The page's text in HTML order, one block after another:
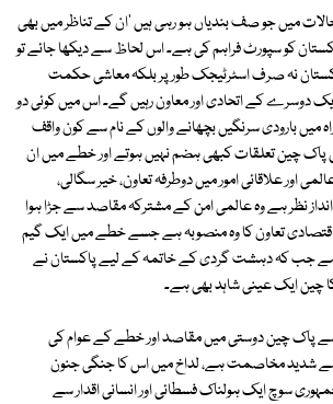
میں جو صف بندیاں ہو رہی ہیں 'ان کے تناظر میں بھی
کو سپورٹ فراہم کی ہے۔ اس لحاظ سے دیکھا جائے تو
نہ صرف اسٹرٹیجک طور پر بلکہ معاشی حکمت
دوسرے کے اتحادی اور معاون رہیں گے۔ اس میں کوئی دو
میں بارودی سرنگیں بچھانے والوں کے نام سے کون واقف
پاک چین تعلقات کبھی ہضم نہیں ہوتے اور خطے میں ان
اور علاقائی امور میں دوطرفہ تعاون، خیر سگالی،
نظر ہے وہ عالمی امن کے مشترکہ مقاصد سے جڑا ہوا
تعاون کا وہ منصوبہ ہے جسے خطے میں ایک گیم
جب کہ دہشت گردی کے خاتمہ کے لیے پاکستان نے
چین ایک عینی شاہد بھی ہے۔
پاک چین دوستی میں مقاصد اور خطے کے عوام کی
سے شدید مخاصمت ہے، لداخ میں اس کا جنگی جنون
سوچ ایک ہولناک فسطائی اور انسانی اقدار سے